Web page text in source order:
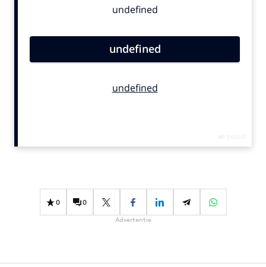
Contentmarketing
Effectiviteit
Gedragsverandering
Martech
0 0
Advertentie